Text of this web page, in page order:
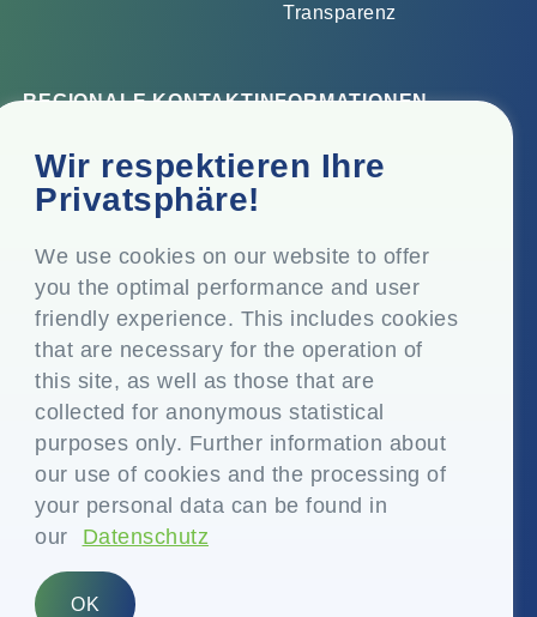
Wir respektieren Ihre
Privatsphäre!
We use cookies on our website to offer
you the optimal performance and user
friendly experience. This includes cookies
that are necessary for the operation of
this site, as well as those that are
collected for anonymous statistical
purposes only. Further information about
our use of cookies and the processing of
your personal data can be found in
our
Datenschutz
OK
Transparenz
REGIONALE KONTAKTINFORMATIONEN
Firmensitz
Top Floor, Times Tower, Kamala City, Senapati Bapat
Marg, Lower Parel, Mumbai - 400 013, Maharashtra,
Eingetragener Sitz
P.O. Vasind, Taluka Shahapur, Dist. Thane - 421 604,
Maharashtra Indien
+91-22-24819000
info@eplglobal.com
German